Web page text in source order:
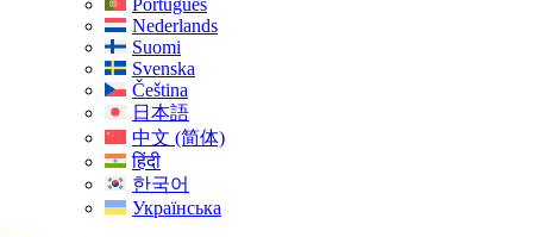
Português
Nederlands
Suomi
Svenska
Čeština
日本語
中文 (简体)
हिंदी
한국어
Українська